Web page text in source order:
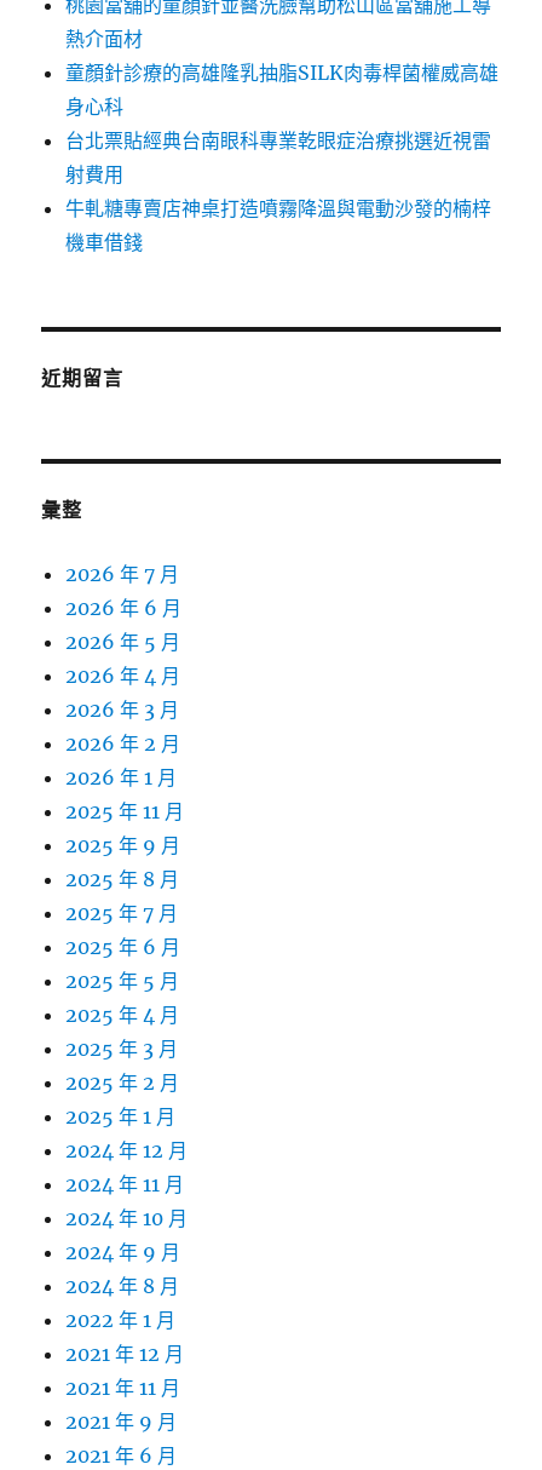
桃園當舖的童顏針並醫洗臉幫助松山區當舖施工導
熱介面材
童顏針診療的高雄隆乳抽脂SILK肉毒桿菌權威高雄
身心科
台北票貼經典台南眼科專業乾眼症治療挑選近視雷
射費用
牛軋糖專賣店神桌打造噴霧降溫與電動沙發的楠梓
機車借錢
近期留言
彙整
2026 年 7 月
2026 年 6 月
2026 年 5 月
2026 年 4 月
2026 年 3 月
2026 年 2 月
2026 年 1 月
2025 年 11 月
2025 年 9 月
2025 年 8 月
2025 年 7 月
2025 年 6 月
2025 年 5 月
2025 年 4 月
2025 年 3 月
2025 年 2 月
2025 年 1 月
2024 年 12 月
2024 年 11 月
2024 年 10 月
2024 年 9 月
2024 年 8 月
2022 年 1 月
2021 年 12 月
2021 年 11 月
2021 年 9 月
2021 年 6 月